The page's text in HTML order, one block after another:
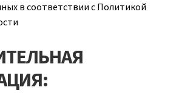
в соответствии с Политикой